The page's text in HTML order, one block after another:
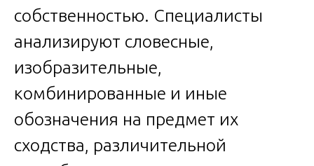
собственностью. Специалисты
анализируют словесные,
изобразительные,
комбинированные и иные
обозначения на предмет их
сходства, различительной